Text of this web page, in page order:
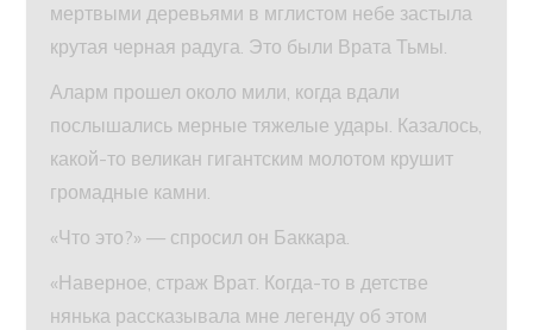
мертвыми деревьями в мглистом небе застыла
крутая черная радуга. Это были Врата Тьмы.
Аларм прошел около мили, когда вдали
послышались мерные тяжелые удары. Казалось,
какой-то великан гигантским молотом крушит
громадные камни.
«Что это?» — спросил он Баккара.
«Наверное, страж Врат. Когда-то в детстве
нянька рассказывала мне легенду об этом